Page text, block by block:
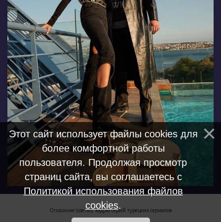
Описание (озеты), кадры серий турецких сериалов
Этот сайт использует файлы cookies для
более комфортной работы
пользователя. Продолжая просмотр
страниц сайта, вы соглашаетесь с
Политикой использования файлов
cookies.